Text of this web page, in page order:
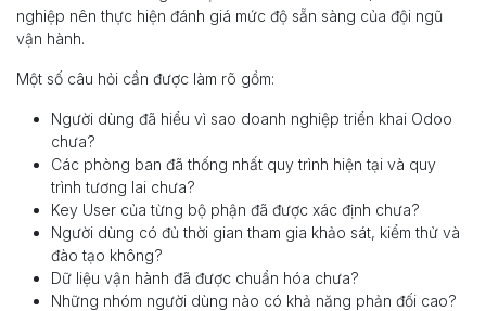
nghiệp nên thực hiện đánh giá mức độ sẵn sàng của đội ngũ
vận hành.
Một số câu hỏi cần được làm rõ gồm:
Người dùng đã hiểu vì sao doanh nghiệp triển khai Odoo
chưa?
Các phòng ban đã thống nhất quy trình hiện tại và quy
trình tương lai chưa?
Key User của từng bộ phận đã được xác định chưa?
Người dùng có đủ thời gian tham gia khảo sát, kiểm thử và
đào tạo không?
Dữ liệu vận hành đã được chuẩn hóa chưa?
Những nhóm người dùng nào có khả năng phản đối cao?